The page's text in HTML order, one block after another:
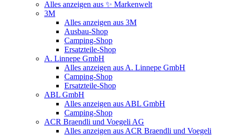
Alles anzeigen aus ✨ Markenwelt
3M
Alles anzeigen aus 3M
Ausbau-Shop
Camping-Shop
Ersatzteile-Shop
A. Linnepe GmbH
Alles anzeigen aus A. Linnepe GmbH
Camping-Shop
Ersatzteile-Shop
ABL GmbH
Alles anzeigen aus ABL GmbH
Camping-Shop
ACR Braendli und Voegeli AG
Alles anzeigen aus ACR Braendli und Voegeli